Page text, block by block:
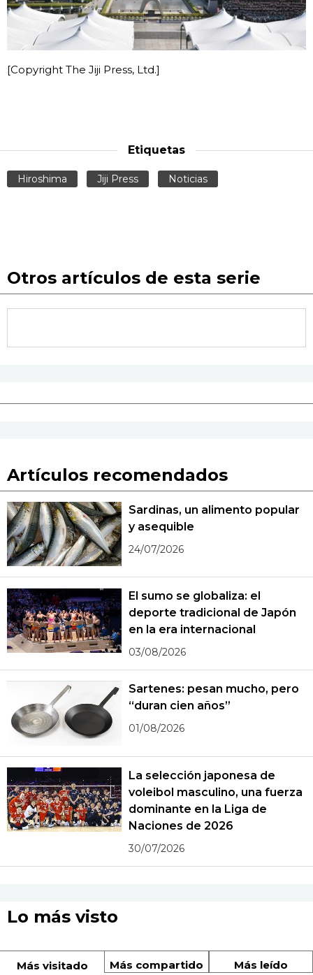
[Copyright The Jiji Press, Ltd.]
Etiquetas
Hiroshima Jiji Press Noticias
Otros artículos de esta serie
Artículos recomendados
Sardinas, un alimento popular
y asequible
24/07/2026
El sumo se globaliza: el
deporte tradicional de Japón
en la era internacional
03/08/2026
Sartenes: pesan mucho, pero
“duran cien años”
01/08/2026
La selección japonesa de
voleibol masculino, una fuerza
dominante en la Liga de
Naciones de 2026
30/07/2026
Lo más visto
Más visitado Más compartido Más leído